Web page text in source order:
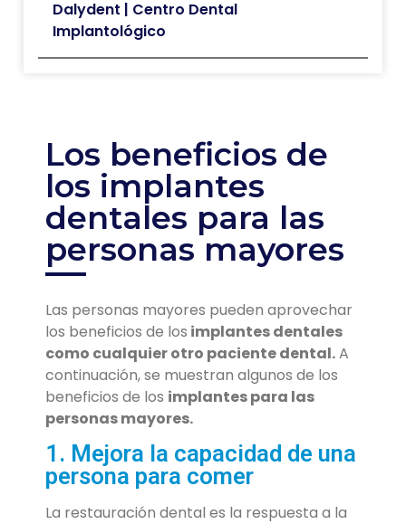
Dalydent | Centro Dental
Implantológico
Los beneficios de
los implantes
dentales para las
personas mayores
Las personas mayores pueden aprovechar
los beneficios de los implantes dentales
como cualquier otro paciente dental.A
continuación, se muestran algunos de los
beneficios de los implantes para las
personas mayores.
1. Mejora la capacidad de una
persona para comer
La restauración dental es la respuesta a la